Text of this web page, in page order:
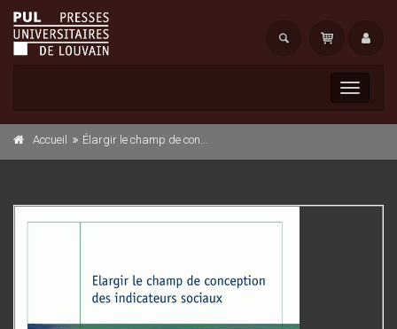
Toggle
Accueil Élargir le champ de conception des indicateurs sociaux